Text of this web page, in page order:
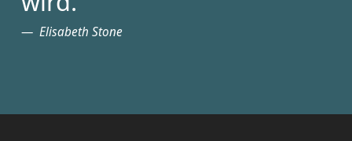
Elisabeth Stone